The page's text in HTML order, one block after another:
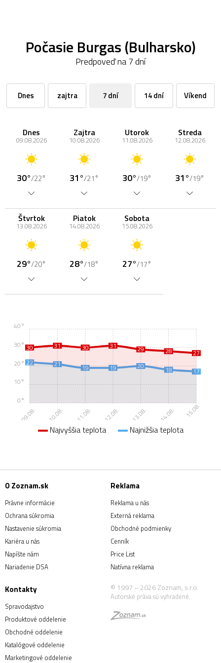
Počasie Burgas (Bulharsko)
Predpoveď na 7 dní
Dnes zajtra 7 dní 14 dní Víkend
Dnes
09.08.2026
30°/22°
Zajtra
10.08.2026
31°/21°
Utorok
11.08.2026
30°/19°
Streda
12.08.2026
31°/19°
Štvrtok
13.08.2026
29°/20°
Piatok
14.08.2026
28°/18°
Sobota
15.08.2026
27°/17°
22 21 19 19 20 18 17
30 31 30 31 29 28 27
09.08. 10.08. 11.08. 12.08. 13.08. 14.08. 15.08.
0°
10°
20°
30°
40°
Najvyššia teplota Najnižšia teplota
O Zoznam.sk
Právne informácie
Ochrana súkromia
Nastavenie súkromia
Kariéra u nás
Napíšte nám
Nariadenie DSA
Reklama
Reklama u nás
Externá reklama
Obchodné podmienky
Cenník
Price List
Natívna reklama
Kontakty
Spravodajstvo
Produktové oddelenie
Obchodné oddelenie
Katalógové oddelenie
Marketingové oddelenie
© 1997 – 2026 Zoznam, s.r.o.
Autorské práva sú vyhradené.